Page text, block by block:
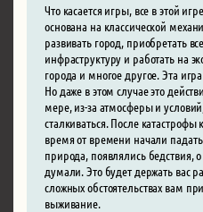
Что касается игры, все в этой
основана на классической
развивать город, приобретать
инфраструктуру и работать на
города и многое другое. Эта
Но даже в этом случае это
мере, из-за атмосферы и
сталкиваться. После
время от времени начали
природа, появлялись бедствия,
думали. Это будет держать вас
сложных обстоятельствах вам
выживание.